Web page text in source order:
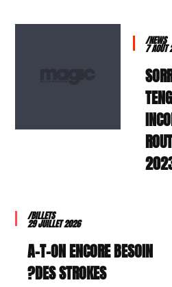
/NEWS
7 AOÛT
/BILLETS
29 JUILLET 2026
A-T-ON ENCORE BESOIN
DES STROKES?